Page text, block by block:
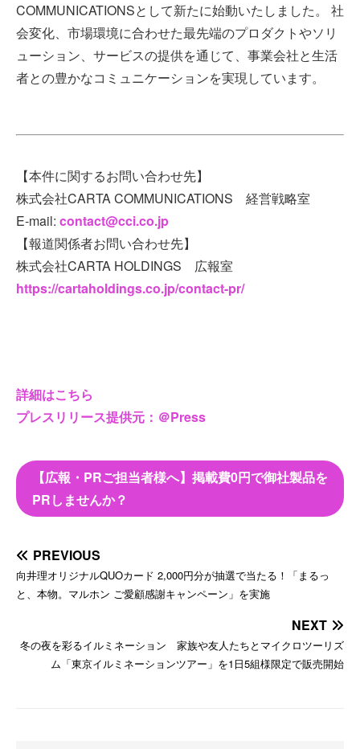
COMMUNICATIONSとして新たに始動いたしました。 社
会変化、市場環境に合わせた最先端のプロダクトやソリ
ューション、サービスの提供を通じて、事業会社と生活
者との豊かなコミュニケーションを実現しています。
【本件に関するお問い合わせ先】
株式会社CARTA COMMUNICATIONS 経営戦略室
E-mail: contact@cci.co.jp
【報道関係者お問い合わせ先】
株式会社CARTA HOLDINGS 広報室
https://cartaholdings.co.jp/contact-pr/
詳細はこちら
プレスリリース提供元：＠Press
【広報・PRご担当者様へ】掲載費0円で御社製品を
PRしませんか？
PREVIOUS
向井理オリジナルQUOカード 2,000円分が抽選で当たる！「まるっ
と、本物。マルホン ご愛顧感謝キャンペーン」を実施
NEXT
冬の夜を彩るイルミネーション 家族や友人たちとマイクロツーリズ
ム「東京イルミネーションツアー」を1日5組様限定で販売開始